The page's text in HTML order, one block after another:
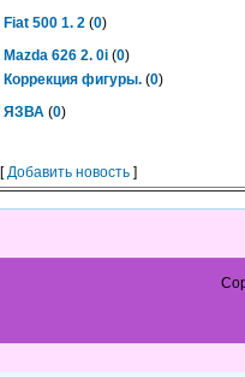
Fiat 500 1. 2 (0)
Mazda 626 2. 0i (0)
Коррекция фигуры. (0)
ЯЗВА (0)
[Добавить новость ]